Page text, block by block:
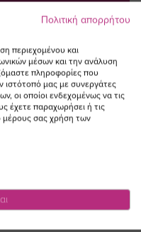
ζακέτα μάο με σούρα
τσέπες σε λευκό χρώμα plus
(-10%)
Ειδική
Τιμή
49,50 €
55,00 €
Πολιτική απορρήτου
περιεχομένου και
μέσων και την ανάλυση
πληροφορίες που
ιστότοπό μας με συνεργάτες
οι οποίοι ενδεχομένως να τις
έχετε παραχωρήσει ή τις
μέρους σας χρήση των